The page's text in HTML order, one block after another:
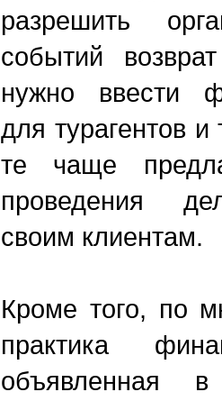
разрешить
событий
нужно ввести
для турагентов
те чаще
проведения
своим клиентам.
Кроме того, по
практика
объявленная